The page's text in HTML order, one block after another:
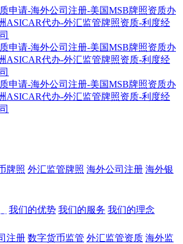
牌照 外汇监管牌照 海外公司注册 海外银
我们的优势 我们的服务 我们的理念
注册 数字货币监管 外汇监管资质 海外监